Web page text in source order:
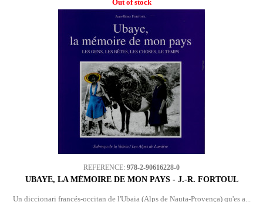
Out of stock
REFERENCE: 978-2-90616228-0
UBAYE, LA MÉMOIRE DE MON PAYS - J.-R. FORTOUL
Un diccionari francés-occitan de l'Ubaia (Alps de Nauta-Provença) qu'es a...